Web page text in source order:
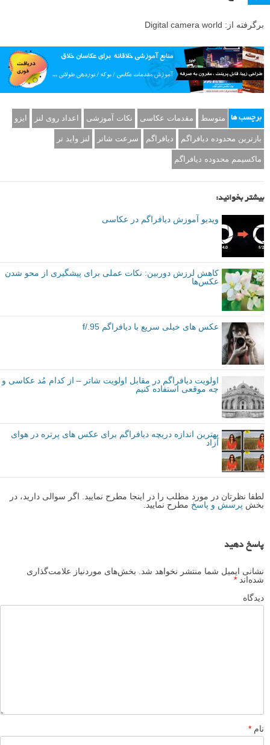
برگرفته از: Digital camera world
برچسب ها متوسط مقدمات عکاسی نکات آموزشی اعداد روی لنز ایزو
بازترین محدوده دیافراگم دیافراگم سرعت شاتر لنز واید تر
ماکسیمم محدوده دیافراگم
بیشتر بخوانید:
ویدیو آموزش دیافراگم در عکاسی
کاهش لرزش دوربین: نکات عملی برای پیشگیری از محو شدن
عکس‌ها
عکس های خیلی سریع با دیافراگم f/.95
اولویت دیافراگم در مقابل اولویت شاتر – از کدام مُد عکاسی و
چه موقعی استفاده کنیم
بهترین اندازه دریچه دیافراگم برای عکس های پرتره در هوای
آزاد
لطفا نظرتان در مورد مطلب را در اینجا مطرح نمایید. اگر سوالی دارید، در
بخش پرسش و پاسخ مطرح نمایید.
پاسخ دهید
نشانی ایمیل شما منتشر نخواهد شد.
بخش‌های موردنیاز علامت‌گذاری
شده‌اند *
دیدگاه
نام *